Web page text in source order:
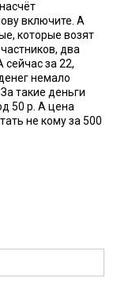
включите. А
которые возят
два
сейчас за 22,
немало
такие деньги
50 р. А цена
не кому за 500
вообще
А то
чтобы хотя
афишами или